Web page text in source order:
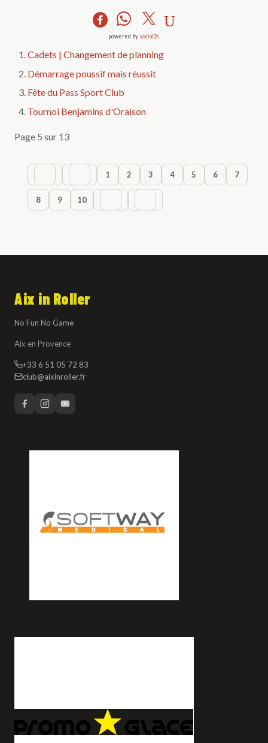
powered by social2s
Cadets | Changement de planning
Démarrage poussif mais réussit
Fête du Pass Sport Club
Tournoi Benjamins d'Oraison
Page 5 sur 13
1 2 3 4 5 6 7
8 9 10
Aix in Roller
No Fun No Game
Aix en Provence
+33 6 51 05 72 83
club@aixinroller.fr